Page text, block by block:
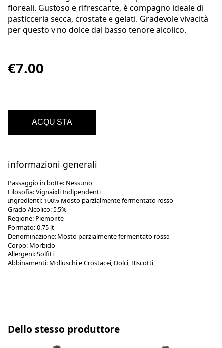
floreali. Gustoso e rifrescante, è compagno ideale di
pasticceria secca, crostate e gelati. Gradevole vivacità
per questo vino dolce dal basso tenore alcolico.
€7.00
ACQUISTA
informazioni generali
Passaggio in botte: Nessuno
Filosofia:Vignaioli Indipendenti
Ingredienti: 100% Mosto parzialmente fermentato rosso
Grado Alcolico:5.5%
Regione: Piemonte
Formato:0.75 lt
Denominazione: Mosto parzialmente fermentato rosso
Corpo: Morbido
Allergeni:Solfiti
Abbinamenti: Molluschi e Crostacei, Dolci, Biscotti
Dello stesso produttore